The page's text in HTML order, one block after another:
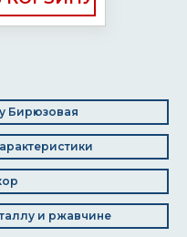
Бирюзовая
и ржавчине